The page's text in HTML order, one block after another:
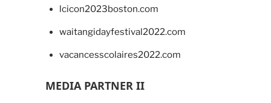
lcicon2023boston.com
waitangidayfestival2022.com
vacancesscolaires2022.com
MEDIA PARTNER II